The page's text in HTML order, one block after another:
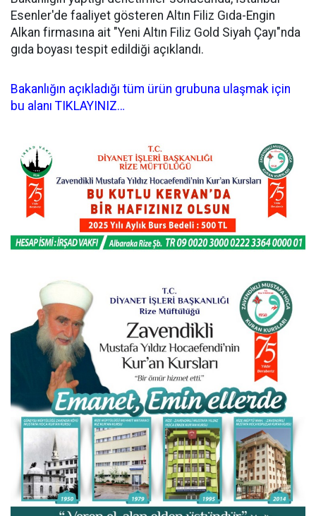
Esenler'de faaliyet gösteren Altın Filiz Gıda-Engin
Alkan firmasına ait "Yeni Altın Filiz Gold Siyah Çayı"nda
gıda boyası tespit edildiği açıklandı.
Bakanlığın açıkladığı tüm ürün grubuna ulaşmak için
bu alanı TIKLAYINIZ…